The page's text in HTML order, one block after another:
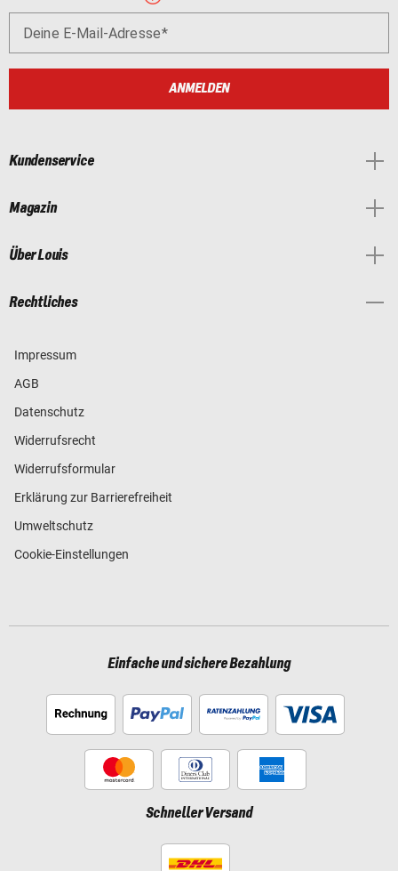
Deine E-Mail-Adresse
ANMELDEN
Kundenservice
Magazin
Über Louis
Rechtliches
Impressum
AGB
Datenschutz
Widerrufsrecht
Widerrufsformular
Erklärung zur Barrierefreiheit
Umweltschutz
Cookie-Einstellungen
Einfache und sichere Bezahlung
Schneller Versand